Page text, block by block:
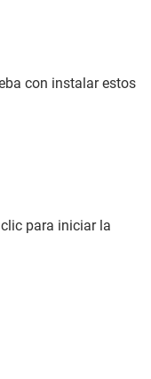
con instalar estos
para iniciar la